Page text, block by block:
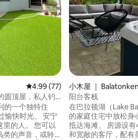
评价 平均评分 4.99 分（满分 5 分），共
4.99 (77)
圆顶屋，私人钓
的一个独特住
愉快时光。 安宁
里的人。 您可以
类的声音，或聆
小木屋 ｜
阳台客栈
在巴拉顿湖（Lake
的家庭住宅中放松身
抵达海滩。 房源设
和宽敞的客厅，配有